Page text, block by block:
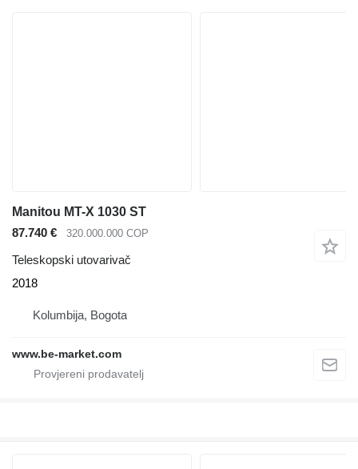
Manitou MT-X 1030 ST
87.740 €
320.000.000 COP
Teleskopski utovarivač
2018
Kolumbija, Bogota
www.be-market.com